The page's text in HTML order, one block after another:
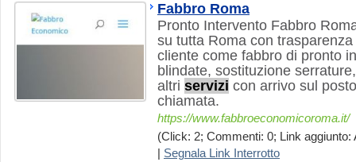
Fabbro Roma
Pronto Intervento Fabbro
su tutta Roma con
cliente come fabbro di pronto
blindate, sostituzione
altri servizi con arrivo sul
chiamata.
https://www.fabbroeconomicoroma.it/
(Click: 2; Commenti: 0; Link aggiunto:
Segnala Link Interrotto